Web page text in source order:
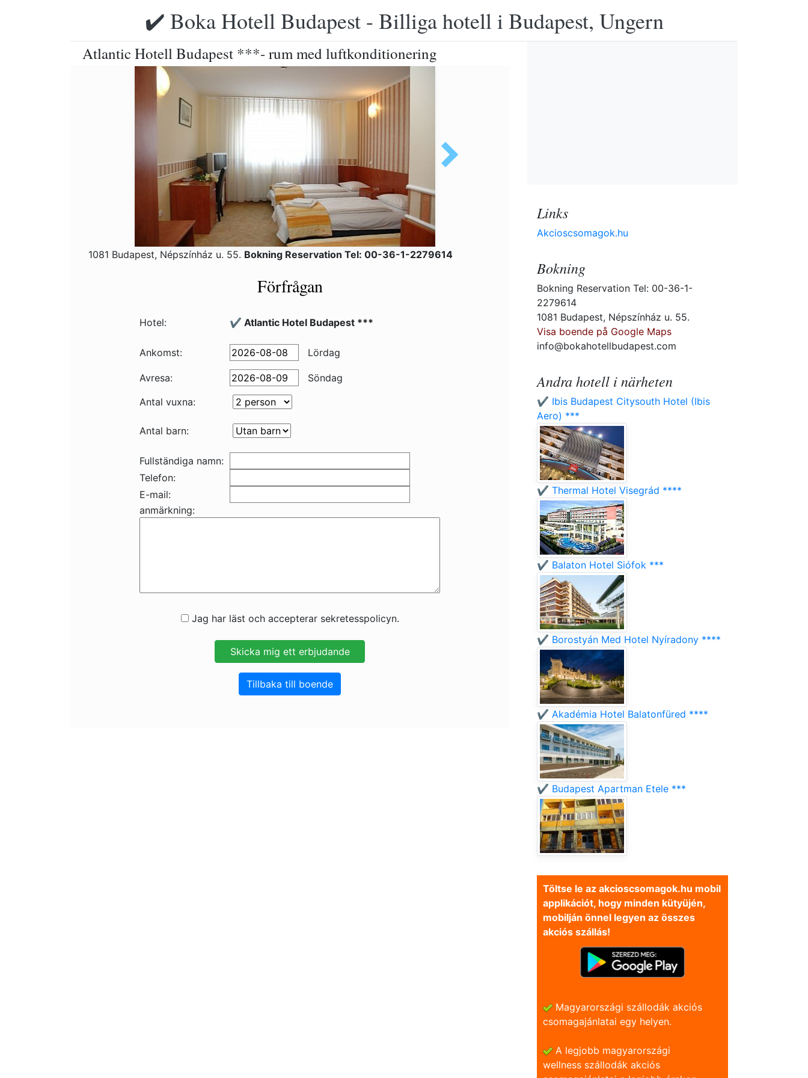
✔️ Boka Hotell Budapest - Billiga hotell i Budapest, Ungern
Atlantic Hotell Budapest ***- rum med luftkonditionering
1081 Budapest, Népszínház u. 55. Bokning Reservation Tel: 00-36-1-2279614
Förfrågan
Hotel: ✔️ Atlantic Hotel Budapest ***
Ankomst: Lördag
Avresa:
Söndag
Antal vuxna:
Antal barn:
Fullständiga namn:
Telefon:
E-mail:
anmärkning:
Jag har läst och accepterar sekretesspolicyn.
Tillbaka till boende
Links
Akcioscsomagok.hu
Bokning
Bokning Reservation Tel: 00-36-1-
2279614
1081 Budapest, Népszínház u. 55.
Visa boende på Google Maps
info@bokahotellbudapest.com
Andra hotell i närheten
✔️ Ibis Budapest Citysouth Hotel (Ibis
Aero) ***
✔️ Thermal Hotel Visegrád ****
✔️ Balaton Hotel Siófok ***
✔️ Borostyán Med Hotel Nyíradony ****
✔️ Akadémia Hotel Balatonfüred ****
✔️ Budapest Apartman Etele ***
Töltse le az akcioscsomagok.hu mobil
applikációt, hogy minden kütyüjén,
mobilján önnel legyen az összes
akciós szállás!
Magyarországi szállodák akciós
csomagajánlatai egy helyen.
A legjobb magyarországi
wellness szállodák akciós